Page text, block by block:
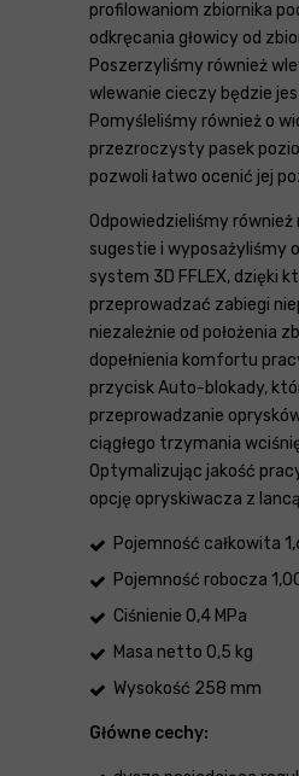
profilowaniom zbiornika
odkręcania głowicy od
Poszerzyliśmy również
wlewanie cieczy będzie
Pomyśleliśmy również o
przezroczysty pasek
pozwoli łatwo ocenić jej
Odpowiedzieliśmy również
sugestie i wyposażyliśmy
system 3D FFLEX, dzięki
przeprowadzać zabiegi
niezależnie od położenia
dopełnienia komfortu
przycisk Auto-blokady,
przeprowadzanie
ciągłego trzymania
Optymalizując jakość
opcję opryskiwacza z
Pojemność całkowita
Pojemność robocza
Ciśnienie 0,4 MPa
Masa netto 0,5 kg
Wysokość 258 mm
Główne cechy: